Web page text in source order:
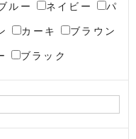
ルー ネイビー パ
カーキ ブラウン
ブラック